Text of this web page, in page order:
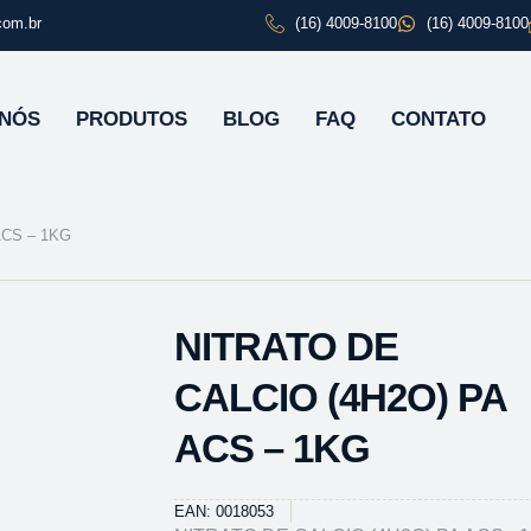
(16) 4009-8100 (16) 4009-8100
PRODUTOS BLOG FAQ CONTATO
– 1KG
NITRATO DE
CALCIO (4H2O) PA
ACS – 1KG
EAN: 0018053